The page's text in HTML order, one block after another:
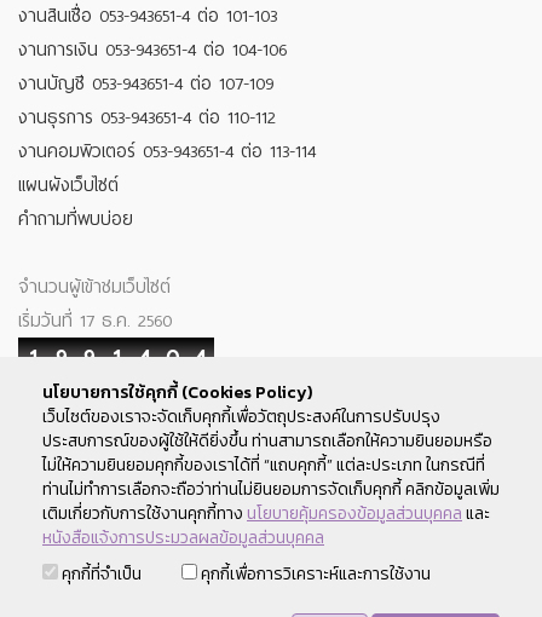
งานสินเชื่อ 053-943651-4 ต่อ 101-103
งานการเงิน 053-943651-4 ต่อ 104-106
งานบัญชี 053-943651-4 ต่อ 107-109
งานธุรการ 053-943651-4 ต่อ 110-112
งานคอมพิวเตอร์ 053-943651-4 ต่อ 113-114
แผนผังเว็บไซต์
คำถามที่พบบ่อย
จำนวนผู้เข้าชมเว็บไซต์
เริ่มวันที่ 17 ธ.ค. 2560
1 9 9 1 4 0 4
Your IP : 216.73.216.194
ติดตามเรา
สงวนลิขสิทธิ์ พ.ศ.2560 สหกรณ์ออมทรัพย์มหาวิทยาลัยเชียงใหม่ ©
2017 Chiang Mai University Savings and Credit Cooperative
นโยบายการใช้คุกกี้ (Cookies Policy)
เว็บไซต์ของเราจะจัดเก็บคุกกี้เพื่อวัตถุประสงค์ในการปรับปรุง
ประสบการณ์ของผู้ใช้ให้ดียิ่งขึ้น ท่านสามารถเลือกให้ความยินยอมหรือ
ไม่ให้ความยินยอมคุกกี้ของเราได้ที่ “แถบคุกกี้” แต่ละประเภท ในกรณีที่
ท่านไม่ทำการเลือกจะถือว่าท่านไม่ยินยอมการจัดเก็บคุกกี้ คลิกข้อมูลเพิ่ม
เติมเกี่ยวกับการใช้งานคุกกี้ทาง นโยบายคุ้มครองข้อมูลส่วนบุคคลและ
หนังสือแจ้งการประมวลผลข้อมูลส่วนบุคคล
คุกกี้ที่จำเป็น
คุกกี้เพื่อการวิเคราะห์และการใช้งาน